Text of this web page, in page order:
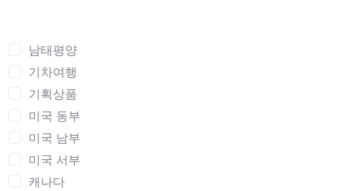
남태평양
기차여행
기획상품
미국 동부
미국 남부
미국 서부
캐나다